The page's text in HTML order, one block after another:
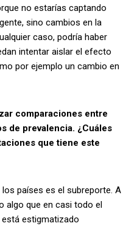
no estarías captando
sino cambios en la
caso, podría haber
intentar aislar el efecto
por ejemplo un cambio en
comparaciones entre
de prevalencia. ¿Cuáles
que tiene este
países es el subreporte. A
algo que en casi todo el
estigmatizado